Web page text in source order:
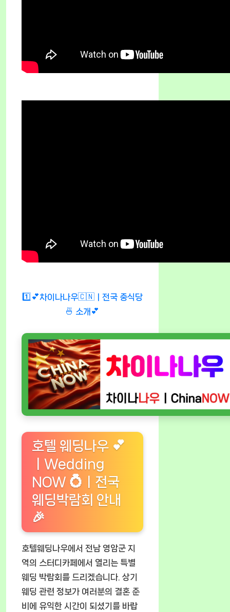
1️⃣💕차이나나우🇨🇳ㅣ전국 중식당
🍜 소개💕
호텔 웨딩나우 💕
ㅣWedding
NOW 💍ㅣ전국
웨딩박람회 안내
🎉
호텔웨딩나우에서 전남 영암군 지
역의 스터디카페에서 열리는 특별
웨딩 박람회를 드리겠습니다. 상기
웨딩 관련 정보가 여러분의 결혼 준
비에 유익한 시간이 되셨기를 바랍